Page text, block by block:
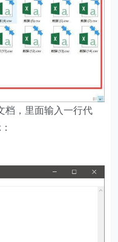
档，里面输入一行代